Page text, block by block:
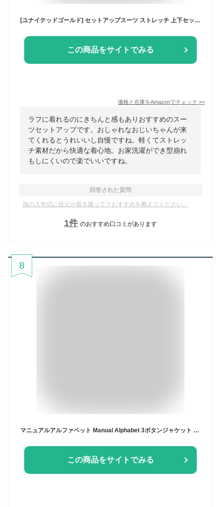
この商品をサイトでみる
価格と在庫をAmazonでチェック >>
ラフに着れるのにきちんと感もありおすすめのスー
ツセットアップです。おしゃれなおじいちゃんが来
てくれるとうれいいし自慢ですね。軽くてストレッ
チ素材だから快適な着心地。お家洗濯ができ型崩れ
もしにくいので楽でいいですね。
回答された質問
孫の入学式に祖父が着る服って？おすすめを教えてください。
1件 のおすすめ口コミがあります
8
この商品をサイトでみる